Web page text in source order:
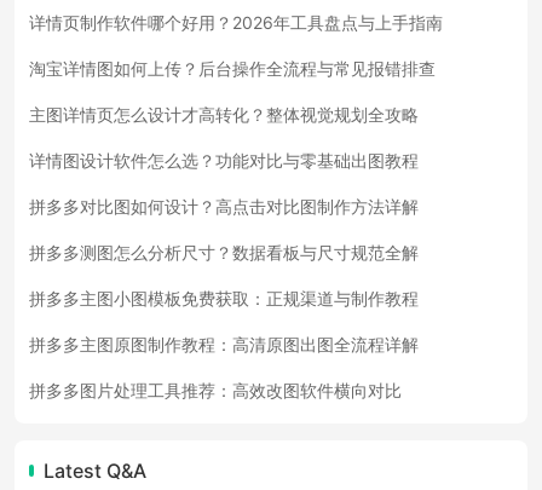
详情页制作软件哪个好用？2026年工具盘点与上手指南
淘宝详情图如何上传？后台操作全流程与常见报错排查
主图详情页怎么设计才高转化？整体视觉规划全攻略
详情图设计软件怎么选？功能对比与零基础出图教程
拼多多对比图如何设计？高点击对比图制作方法详解
拼多多测图怎么分析尺寸？数据看板与尺寸规范全解
拼多多主图小图模板免费获取：正规渠道与制作教程
拼多多主图原图制作教程：高清原图出图全流程详解
拼多多图片处理工具推荐：高效改图软件横向对比
Latest Q&A